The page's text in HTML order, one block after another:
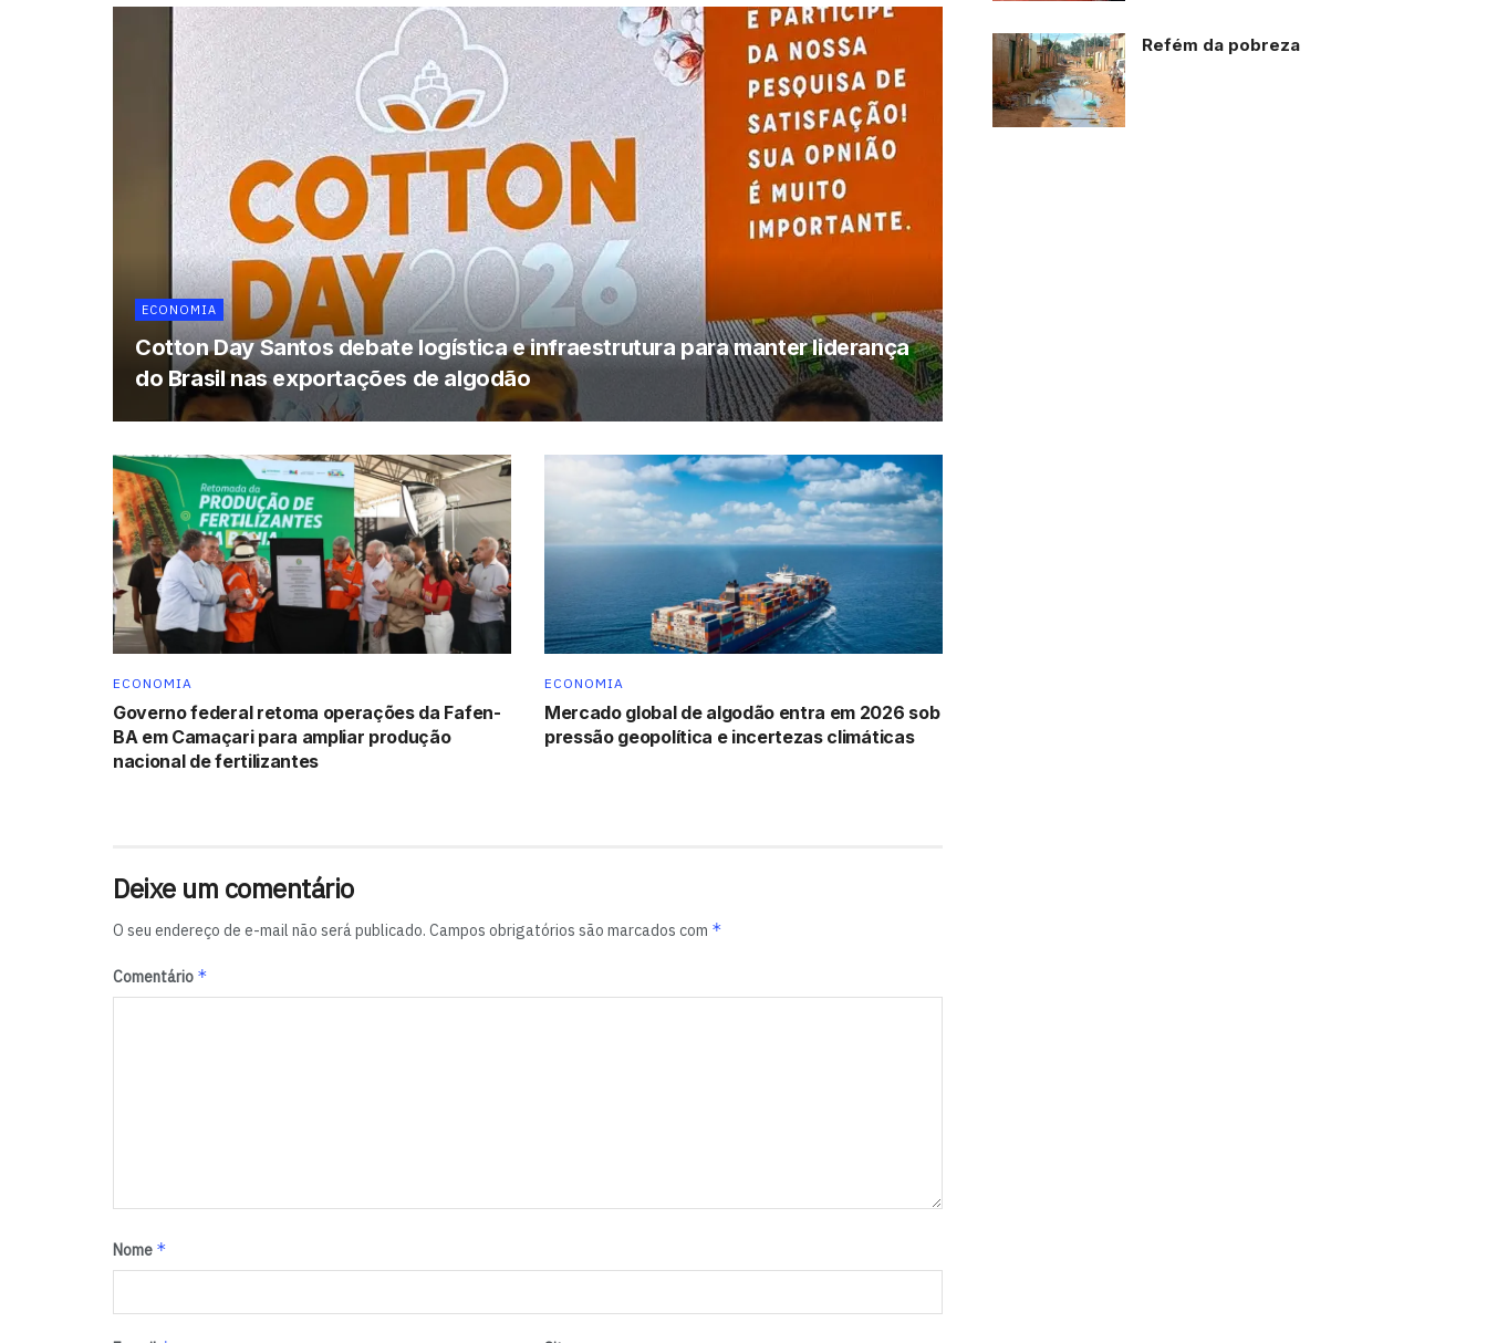
ECONOMIA
Cotton Day Santos debate logística e infraestrutura para manter liderança
do Brasil nas exportações de algodão
ECONOMIA
Governo federal retoma operações da Fafen-
BA em Camaçari para ampliar produção
nacional de fertilizantes
ECONOMIA
Mercado global de algodão entra em 2026 sob
pressão geopolítica e incertezas climáticas
Deixe um comentário
O seu endereço de e-mail não será publicado. Campos obrigatórios são marcados com *
Comentário *
Nome *
Refém da pobreza